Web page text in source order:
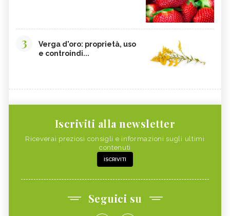
3
Verga d'oro: proprietà, uso
e controindi...
Iscriviti alla newsletter
Riceverai preziosi consigli e informazioni sugli ultimi
contenuti
ISCRIVITI
Seguici su